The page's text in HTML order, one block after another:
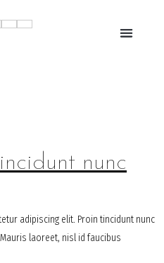
nunc
adipiscing elit. Proin tincidunt nunc
laoreet, nisl id faucibus